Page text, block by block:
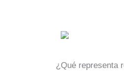
¿Qué representa